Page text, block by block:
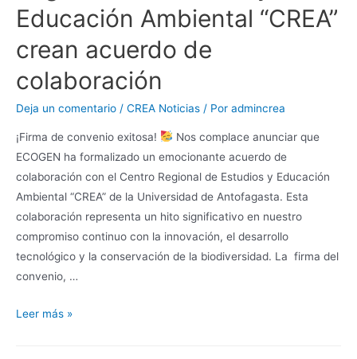
Educación Ambiental “CREA”
crean acuerdo de
colaboración
Deja un comentario / CREA Noticias / Por admincrea
¡Firma de convenio exitosa!
Nos complace anunciar que
ECOGEN ha formalizado un emocionante acuerdo de
colaboración con el Centro Regional de Estudios y Educación
Ambiental “CREA” de la Universidad de Antofagasta. Esta
colaboración representa un hito significativo en nuestro
compromiso continuo con la innovación, el desarrollo
tecnológico y la conservación de la biodiversidad. La firma del
convenio, …
Leer más »